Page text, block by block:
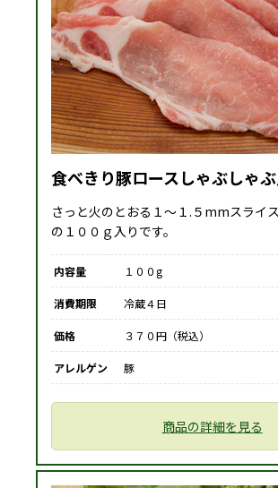
食べきり豚ロースしゃぶしゃ
さっと火のとおる１～１.５mmスライ
の１００ｇ入りです。
内容量 １００g
消費期限 冷蔵４日
価格 ３７０円（税込）
アレルゲン 豚
商品の詳細を見る